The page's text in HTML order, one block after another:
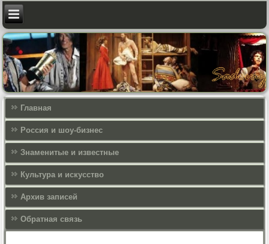
Главная
Россия и шоу-бизнес
Знаменитые и известные
Культура и искусcтво
Архив записей
Обратная связь